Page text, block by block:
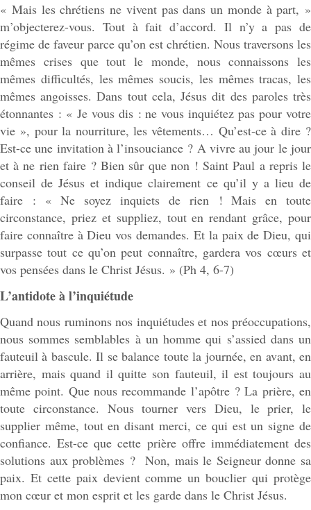
« Mais les chrétiens ne vivent pas dans un monde à part, »
m’objecterez-vous. Tout à fait d’accord. Il n’y a pas de
régime de faveur parce qu’on est chrétien. Nous traversons les
mêmes crises que tout le monde, nous connaissons les
mêmes difficultés, les mêmes soucis, les mêmes tracas, les
mêmes angoisses. Dans tout cela, Jésus dit des paroles très
étonnantes : « Je vous dis : ne vous inquiétez pas pour votre
vie », pour la nourriture, les vêtements… Qu’est-ce à dire ?
Est-ce une invitation à l’insouciance ? A vivre au jour le jour
et à ne rien faire ? Bien sûr que non ! Saint Paul a repris le
conseil de Jésus et indique clairement ce qu’il y a lieu de
faire : « Ne soyez inquiets de rien ! Mais en toute
circonstance, priez et suppliez, tout en rendant grâce, pour
faire connaître à Dieu vos demandes. Et la paix de Dieu, qui
surpasse tout ce qu’on peut connaître, gardera vos cœurs et
vos pensées dans le Christ Jésus. » (Ph 4, 6-7)
L’antidote à l’inquiétude
Quand nous ruminons nos inquiétudes et nos préoccupations,
nous sommes semblables à un homme qui s’assied dans un
fauteuil à bascule. Il se balance toute la journée, en avant, en
arrière, mais quand il quitte son fauteuil, il est toujours au
même point. Que nous recommande l’apôtre ? La prière, en
toute circonstance. Nous tourner vers Dieu, le prier, le
supplier même, tout en disant merci, ce qui est un signe de
confiance. Est-ce que cette prière offre immédiatement des
solutions aux problèmes ? Non, mais le Seigneur donne sa
paix. Et cette paix devient comme un bouclier qui protège
mon cœur et mon esprit et les garde dans le Christ Jésus.